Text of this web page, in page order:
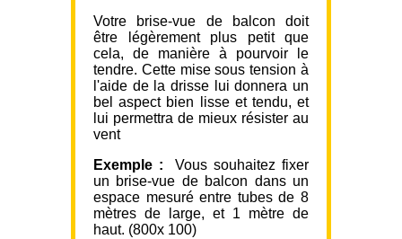
Votre brise-vue de balcon doit
être légèrement plus petit que
cela, de manière à pourvoir le
tendre. Cette mise sous tension à
l'aide de la drisse lui donnera un
bel aspect bien lisse et tendu, et
lui permettra de mieux résister au
vent
Exemple :
Vous souhaitez fixer
un brise-vue de balcon dans un
espace mesuré entre tubes de 8
mètres de large, et 1 mètre de
haut. (800x 100)